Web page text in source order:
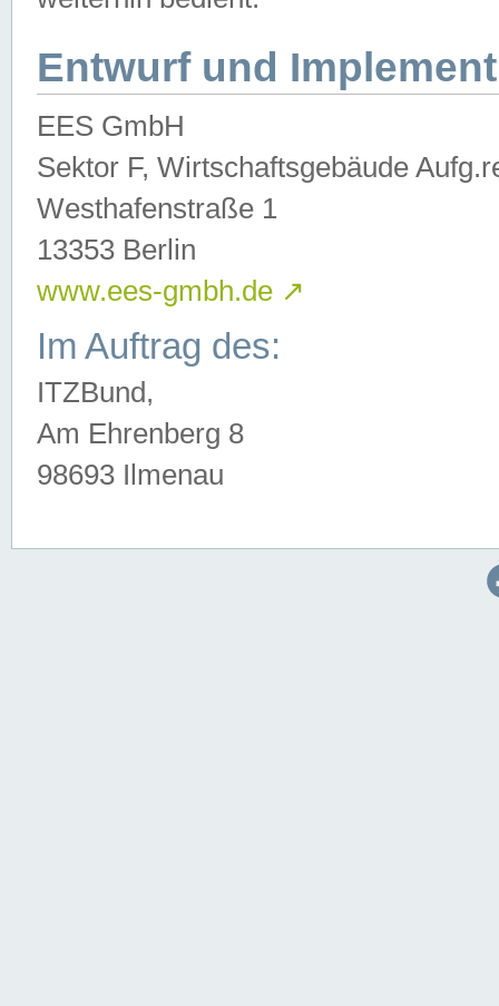
Entwurf und
EES GmbH
Sektor F, Wirtschaftsgebäude
Westhafenstraße 1
13353 Berlin
www.ees-gmbh.de ↗
Im Auftrag des:
ITZBund,
Am Ehrenberg 8
98693 Ilmenau